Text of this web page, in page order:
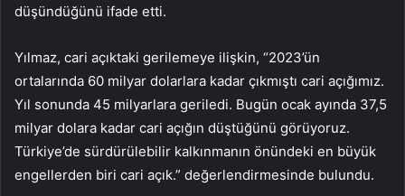
düşündüğünü ifade etti.
Yılmaz, cari açıktaki gerilemeye ilişkin, “2023’ün
ortalarında 60 milyar dolarlara kadar çıkmıştı cari açığımız.
Yıl sonunda 45 milyarlara geriledi. Bugün ocak ayında 37,5
milyar dolara kadar cari açığın düştüğünü görüyoruz.
Türkiye’de sürdürülebilir kalkınmanın önündeki en büyük
engellerden biri cari açık.” değerlendirmesinde bulundu.